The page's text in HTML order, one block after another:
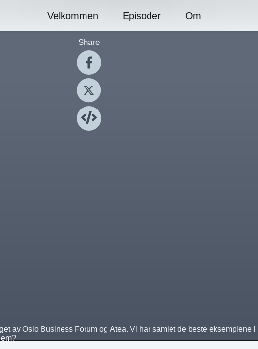
Velkommen Episoder Om
Share
av Oslo Business Forum og Atea. Vi har samlet de beste eksemplene